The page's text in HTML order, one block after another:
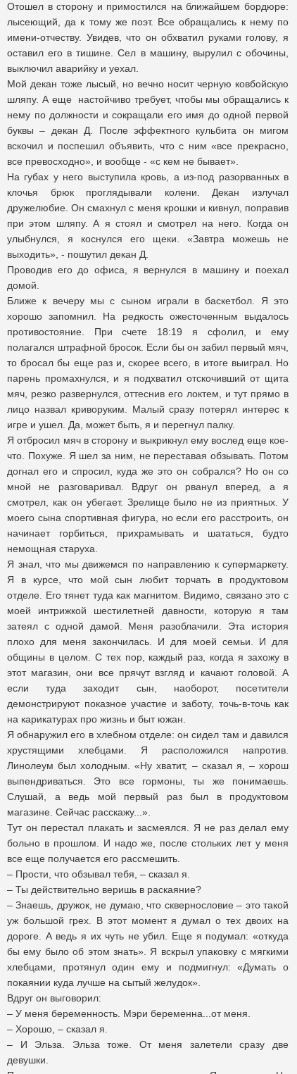
Отошел в сторону и примостился на ближайшем бордюре:
лысеющий, да к тому же поэт. Все обращались к нему по
имени-отчеству. Увидев, что он обхватил руками голову, я
оставил его в тишине. Сел в машину, вырулил с обочины,
выключил аварийку и уехал.
Мой декан тоже лысый, но вечно носит черную ковбойскую
шляпу. А еще настойчиво требует, чтобы мы обращались к
нему по должности и сокращали его имя до одной первой
буквы – декан Д. После эффектного кульбита он мигом
вскочил и поспешил объявить, что с ним «все прекрасно,
все превосходно», и вообще - «с кем не бывает».
На губах у него выступила кровь, а из-под разорванных в
клочья брюк проглядывали колени. Декан излучал
дружелюбие. Он смахнул с меня крошки и кивнул, поправив
при этом шляпу. А я стоял и смотрел на него. Когда он
улыбнулся, я коснулся его щеки. «Завтра можешь не
выходить», - пошутил декан Д.
Проводив его до офиса, я вернулся в машину и поехал
домой.
Ближе к вечеру мы с сыном играли в баскетбол. Я это
хорошо запомнил. На редкость ожесточенным выдалось
противостояние. При счете 18:19 я сфолил, и ему
полагался штрафной бросок. Если бы он забил первый мяч,
то бросал бы еще раз и, скорее всего, в итоге выиграл. Но
парень промахнулся, и я подхватил отскочивший от щита
мяч, резко развернулся, оттеснив его локтем, и тут прямо в
лицо назвал криворуким. Малый сразу потерял интерес к
игре и ушел. Да, может быть, я и перегнул палку.
Я отбросил мяч в сторону и выкрикнул ему вослед еще кое-
что. Похуже. Я шел за ним, не переставая обзывать. Потом
догнал его и спросил, куда же это он собрался? Но он со
мной не разговаривал. Вдруг он рванул вперед, а я
смотрел, как он убегает. Зрелище было не из приятных. У
моего сына спортивная фигура, но если его расстроить, он
начинает горбиться, прихрамывать и шататься, будто
немощная старуха.
Я знал, что мы движемся по направлению к супермаркету.
Я в курсе, что мой сын любит торчать в продуктовом
отделе. Его тянет туда как магнитом. Видимо, связано это с
моей интрижкой шестилетней давности, которую я там
затеял с одной дамой. Меня разоблачили. Эта история
плохо для меня закончилась. И для моей семьи. И для
общины в целом. С тех пор, каждый раз, когда я захожу в
этот магазин, они все прячут взгляд и качают головой. А
если туда заходит сын, наоборот, посетители
демонстрируют показное участие и заботу, точь-в-точь как
на карикатурах про жизнь и быт южан.
Я обнаружил его в хлебном отделе: он сидел там и давился
хрустящими хлебцами. Я расположился напротив.
Линолеум был холодным. «Ну хватит, – сказал я, – хорош
выпендриваться. Это все гормоны, ты же понимаешь.
Слушай, а ведь мой первый раз был в продуктовом
магазине. Сейчас расскажу...».
Тут он перестал плакать и засмеялся. Я не раз делал ему
больно в прошлом. И надо же, после стольких лет у меня
все еще получается его рассмешить.
– Прости, что обзывал тебя, – сказал я.
– Ты действительно веришь в раскаяние?
– Знаешь, дружок, не думаю, что сквернословие – это такой
уж большой грех. В этот момент я думал о тех двоих на
дороге. А ведь я их чуть не убил. Еще я подумал: «откуда
бы ему было об этом знать». Я вскрыл упаковку с мягкими
хлебцами, протянул один ему и подмигнул: «Думать о
покаянии куда лучше на сытый желудок».
Вдруг он выговорил:
– У меня беременность. Мэри беременна...от меня.
– Хорошо, – сказал я.
– И Эльза. Эльза тоже. От меня залетели сразу две
девушки.